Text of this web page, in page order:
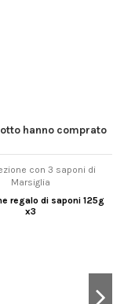
hanno comprato
regalo di saponi 125g
x3